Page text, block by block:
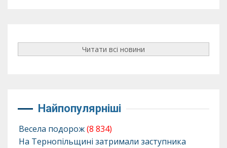
Читати всі новини
Найпопулярніші
Весела подорож(8 834)
На Тернопільщині затримали заступника